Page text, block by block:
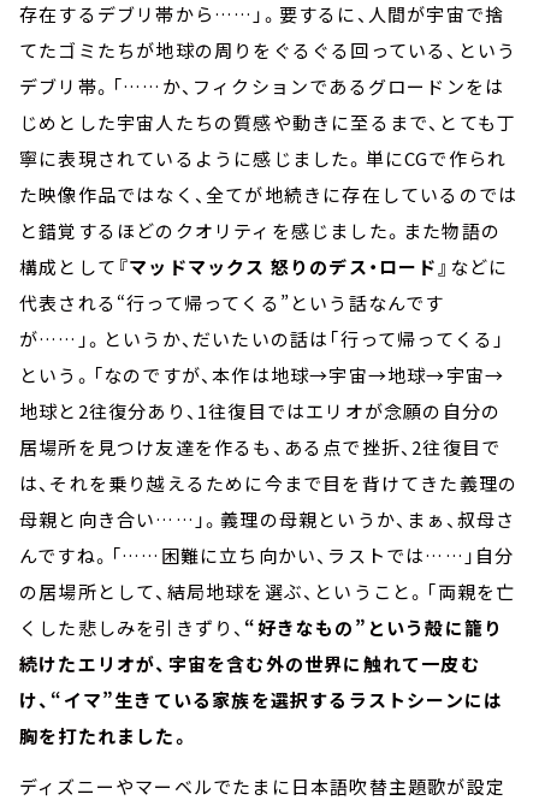
存在するデブリ帯から……」。要するに、人間が宇宙で捨
てたゴミたちが地球の周りをぐるぐる回っている、という
デブリ帯。「……か、フィクションであるグロードンをは
じめとした宇宙人たちの質感や動きに至るまで、とても丁
寧に表現されているように感じました。単にCGで作られ
た映像作品ではなく、全てが地続きに存在しているのでは
と錯覚するほどのクオリティを感じました。また物語の
構成として 『マッドマックス 怒りのデス・ロード』 などに
代表される“行って帰ってくる”という話なんです
が……」。というか、だいたいの話は「行って帰ってくる」
という。「なのですが、本作は地球→宇宙→地球→宇宙→
地球と2往復分あり、1往復目ではエリオが念願の自分の
居場所を見つけ友達を作るも、ある点で挫折、2往復目で
は、それを乗り越えるために今まで目を背けてきた義理の
母親と向き合い……」。義理の母親というか、まぁ、叔母さ
んですね。「……困難に立ち向かい、ラストでは……」自分
の居場所として、結局地球を選ぶ、ということ。「両親を亡
くした悲しみを引きずり、 “好きなもの”という殻に籠り
続けたエリオが、宇宙を含む外の世界に触れて一皮む
け、“イマ”生きている家族を選択するラストシーンには
胸を打たれました。
ディズニーやマーベルでたまに日本語吹替主題歌が設定